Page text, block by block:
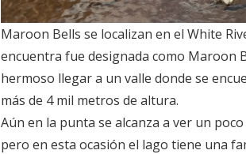
Maroon Bells se localizan en el White
encuentra fue designada como Maroon
hermoso llegar a un valle donde se
más de 4 mil metros de altura.
Aún en la punta se alcanza a ver un
pero en esta ocasión el lago tiene una